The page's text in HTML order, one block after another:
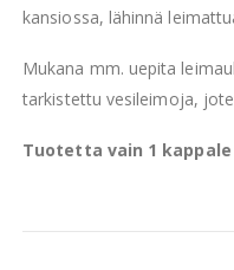
kansiossa, lähinnä
Mukana mm. uepita
tarkistettu vesileimoja,
Tuotetta vain 1